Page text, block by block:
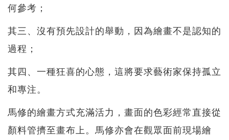
何參考；
其三、沒有預先設計的舉動，因為繪畫不是認知的
過程；
其四、一種狂喜的心態，這將要求藝術家保持孤立
和專注。
馬修的繪畫方式充滿活力，畫面的色彩經常直接從
顏料管擠至畫布上。馬修亦會在觀眾面前現場繪